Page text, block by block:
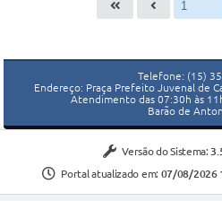
Telefone: (15)
Endereço: Praça Prefeito Juvenal de
Atendimento das 07:30h às
Barão de
Versão do Sistema:
Portal atualizado em: 07/08/2026